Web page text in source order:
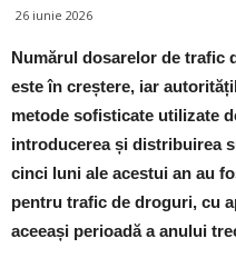
26 iunie 2026
Numărul dosarelor de trafic
este în creștere, iar
metode sofisticate utilizate
introducerea și distribuirea
cinci luni ale acestui an au
pentru trafic de droguri, cu
aceeași perioadă a anului